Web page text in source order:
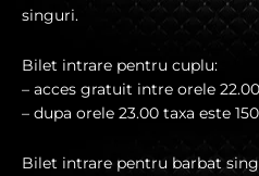
singuri.
Bilet intrare pentru cuplu:
– acces gratuit intre orele
– dupa orele 23.00 taxa este
Bilet intrare pentru barbat